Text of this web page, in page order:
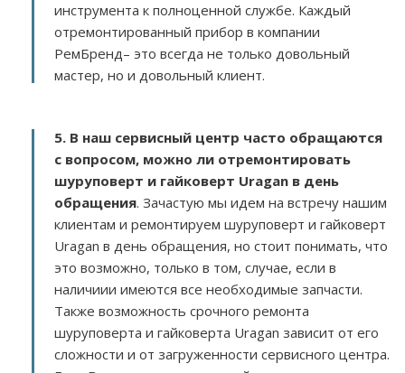
инструмента к полноценной службе. Каждый
отремонтированный прибор в компании
РемБренд– это всегда не только довольный
мастер, но и довольный клиент.
5. В наш сервисный центр часто обращаются
с вопросом, можно ли отремонтировать
шуруповерт и гайковерт Uragan в день
обращения. Зачастую мы идем на встречу нашим
клиентам и ремонтируем шуруповерт и гайковерт
Uragan в день обращения, но стоит понимать, что
это возможно, только в том, случае, если в
наличиии имеются все необходимые запчасти.
Также возможность срочного ремонта
шуруповерта и гайковерта Uragan зависит от его
сложности и от загруженности сервисного центра.